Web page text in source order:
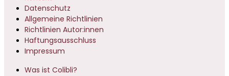
Datenschutz
Allgemeine Richtlinien
Richtlinien Autor:innen
Haftungsausschluss
Impressum
Was ist Colibli?